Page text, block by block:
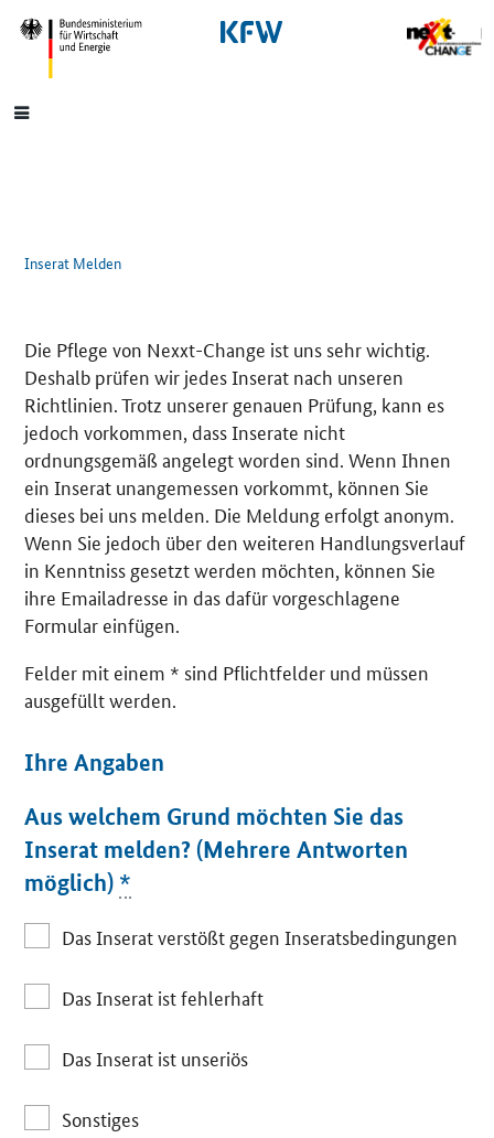
SrOnlyNavigation
Hauptmenü
Inserat Melden
Die Pflege von Nexxt-Change ist uns sehr wichtig.
Deshalb prüfen wir jedes Inserat nach unseren
Richtlinien. Trotz unserer genauen Prüfung, kann es
jedoch vorkommen, dass Inserate nicht
ordnungsgemäß angelegt worden sind. Wenn Ihnen
ein Inserat unangemessen vorkommt, können Sie
dieses bei uns melden. Die Meldung erfolgt anonym.
Wenn Sie jedoch über den weiteren Handlungsverlauf
in Kenntniss gesetzt werden möchten, können Sie
ihre Emailadresse in das dafür vorgeschlagene
Formular einfügen.
Felder mit einem * sind Pflichtfelder und müssen
ausgefüllt werden.
Ihre Angaben
Aus welchem Grund möchten Sie das
Inserat melden? (Mehrere Antworten
möglich) *
Das Inserat verstößt gegen Inseratsbedingungen
Das Inserat ist fehlerhaft
Das Inserat ist unseriös
Sonstiges